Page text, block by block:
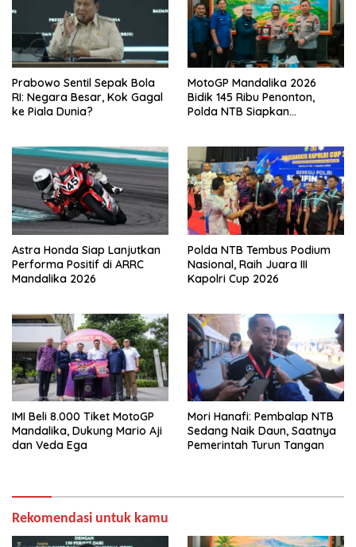
Prabowo Sentil Sepak Bola
RI: Negara Besar, Kok Gagal
ke Piala Dunia?
MotoGP Mandalika 2026
Bidik 145 Ribu Penonton,
Polda NTB Siapkan
Astra Honda Siap Lanjutkan
Performa Positif di ARRC
Mandalika 2026
Polda NTB Tembus Podium
Nasional, Raih Juara III
Kapolri Cup 2026
IMI Beli 8.000 Tiket MotoGP
Mandalika, Dukung Mario Aji
dan Veda Ega
Mori Hanafi: Pembalap NTB
Sedang Naik Daun, Saatnya
Pemerintah Turun Tangan
Rekomendasi untuk kamu